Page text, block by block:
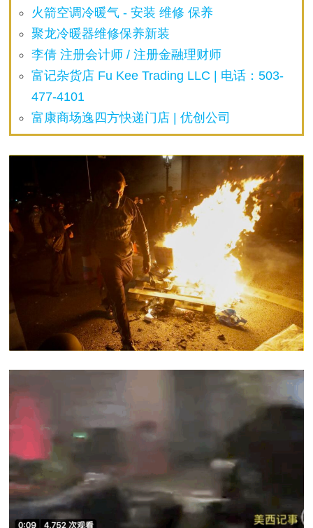
火箭空调冷暖气 - 安装 维修 保养
聚龙冷暖器维修保养新装
李倩 注册会计师 / 注册金融理财师
富记杂货店 Fu Kee Trading LLC | 电话：503-
477-4101
富康商场逸四方快递门店 | 优创公司